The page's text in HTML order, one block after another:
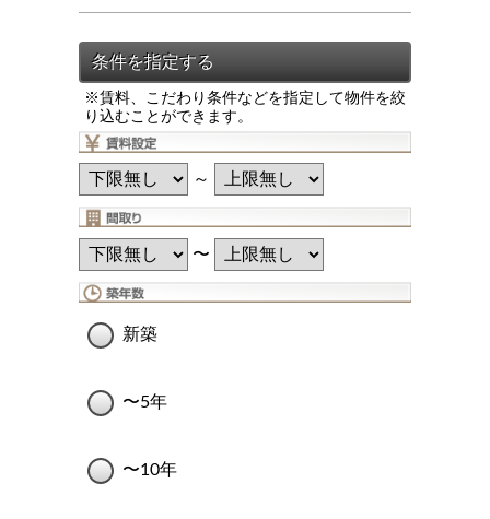
※賃料、こだわり条件などを指定して物件を絞
り込むことができます。
～
〜
新築
〜5年
〜10年